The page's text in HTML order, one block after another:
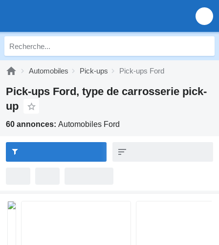
Automobiles Pick-ups Pick-ups Ford
Pick-ups Ford, type de carrosserie pick-
up
60 annonces: Automobiles Ford